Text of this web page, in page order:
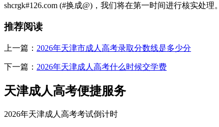
shcrgk#126.com (#换成@)，我们将在第一时间进行核实处理。
推荐阅读
上一篇： 2026年天津市成人高考录取分数线是多少分
下一篇： 2026年天津成人高考什么时候交学费
天津成人高考便捷服务
2026年天津成人高考考试倒计时